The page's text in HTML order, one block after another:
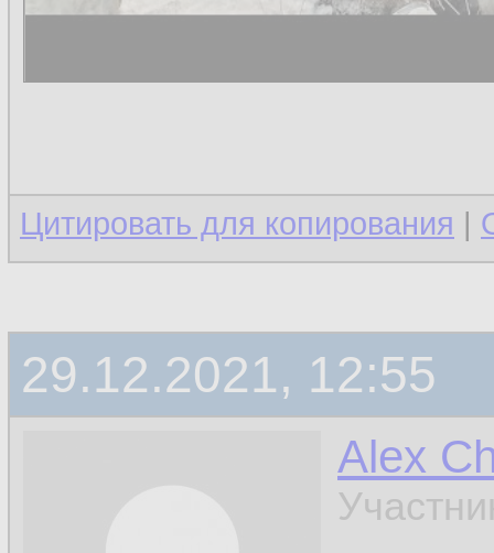
Цитировать для копирования |
29.12.2021, 12:55
Alex